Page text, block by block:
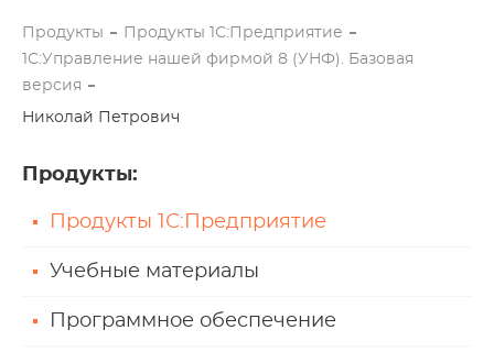
Продукты
Продукты 1С:Предприятие
1С:Управление нашей фирмой 8 (УНФ). Базовая
версия
Николай Петрович
Продукты:
Продукты 1С:Предприятие
Учебные материалы
Программное обеспечение